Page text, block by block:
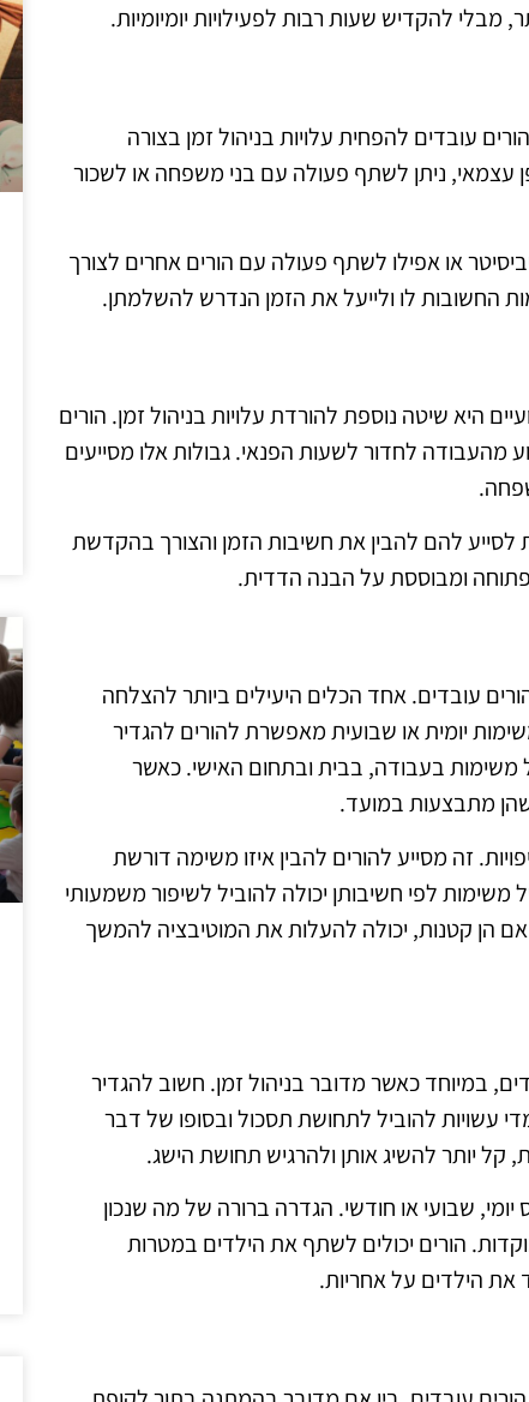
להקדיש שעות רבות לפעילויות יומיומיות.
עובדים להפחית עלויות בניהול זמן בצורה
ניתן לשתף פעולה עם בני משפחה או לשכור
או אפילו לשתף פעולה עם הורים אחרים לצורך
החשובות לו ולייעל את הזמן הנדרש להשלמתן.
היא שיטה נוספת להורדת עלויות בניהול זמן. הורים
מהעבודה לחדור לשעות הפנאי. גבולות אלו מסייעים
להם להבין את חשיבות הזמן והצורך בהקדשת
פתוחה ומבוססת על הבנה הדדית.
עובדים. אחד הכלים היעילים ביותר להצלחה
יומית או שבועית מאפשרת להורים להגדיר
בעבודה, בבית ובתחום האישי. כאשר
שהן מתבצעות במועד.
זה מסייע להורים להבין איזו משימה דורשת
לפי חשיבותן יכולה להוביל לשיפור משמעותי
הן קטנות, יכולה להעלות את המוטיבציה להמשך
במיוחד כאשר מדובר בניהול זמן. חשוב להגדיר
עשויות להוביל לתחושת תסכול ובסופו של דבר
יותר להשיג אותן ולהרגיש תחושת הישג.
שבועי או חודשי. הגדרה ברורה של מה שנכון
הורים יכולים לשתף את הילדים במטרות
את הילדים על אחריות.